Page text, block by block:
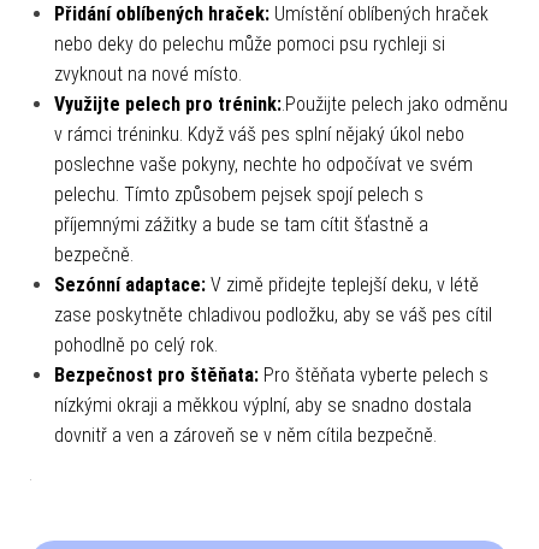
Přidání oblíbených hraček: Umístění oblíbených hraček
nebo deky do pelechu může pomoci psu rychleji si
zvyknout na nové místo.
Využijte pelech pro trénink:.Použijte pelech jako odměnu
v rámci tréninku. Když váš pes splní nějaký úkol nebo
poslechne vaše pokyny, nechte ho odpočívat ve svém
pelechu. Tímto způsobem pejsek spojí pelech s
příjemnými zážitky a bude se tam cítit šťastně a
bezpečně.
Sezónní adaptace: V zimě přidejte teplejší deku, v létě
zase poskytněte chladivou podložku, aby se váš pes cítil
pohodlně po celý rok.
Bezpečnost pro štěňata: Pro štěňata vyberte pelech s
nízkými okraji a měkkou výplní, aby se snadno dostala
dovnitř a ven a zároveň se v něm cítila bezpečně.